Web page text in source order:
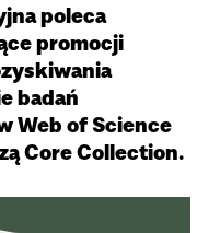
poleca
promocji
badań
Web of Science
Core Collection.